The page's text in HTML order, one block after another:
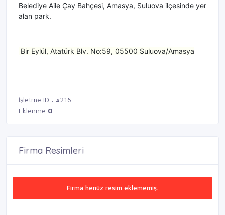
Belediye Aile Çay Bahçesi, Amasya, Suluova ilçesinde yer
alan park.
Bir Eylül, Atatürk Blv. No:59, 05500 Suluova/Amasya
İşletme ID : #216
Eklenme 0
Firma Resimleri
Firma henüz resim eklememiş.